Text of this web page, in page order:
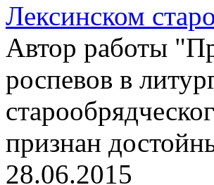
Лексинском
Автор работы
роспевов в
признан
28.06.2015